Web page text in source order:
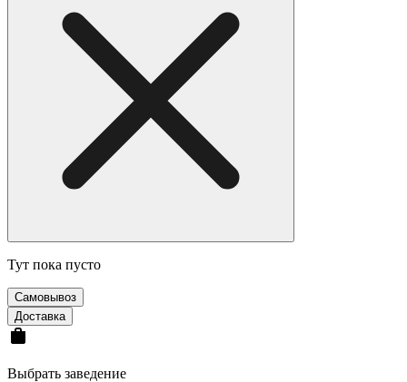
Тут пока пусто
Cамовывоз
Доставка
Выбрать заведение